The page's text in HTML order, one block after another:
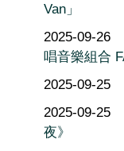
Van」
2025-09-26
唱音樂組合
2025-09-25
2025-09-25
夜》